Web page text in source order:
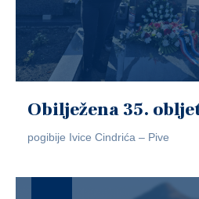
Obilježena 35.
pogibije Ivice Cindrića – Pive